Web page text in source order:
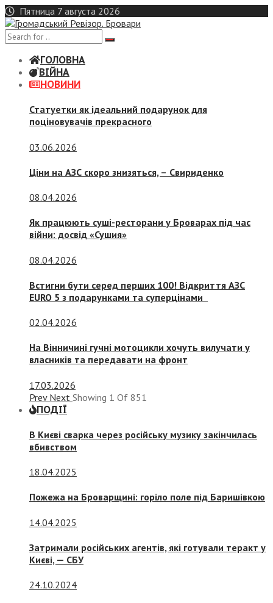
Skip
to
content
Пятница 7 августа 2026
ГОЛОВНА
ВІЙНА
НОВИНИ
Статуетки як ідеальний подарунок для
поціновувачів прекрасного
03.06.2026
Ціни на АЗС скоро знизяться, – Свириденко
08.04.2026
Як працюють суші-ресторани у Броварах під час
війни: досвід «Сушия»
08.04.2026
Встигни бути серед перших 100! Відкриття АЗС
EURO 5 з подарунками та суперцінами
02.04.2026
На Вінничині гучні мотоцикли хочуть вилучати у
власників та передавати на фронт
17.03.2026
Prev Next Showing 1 Of 851
ПОДІЇ
В Києві сварка через російську музику закінчилась
вбивством
18.04.2025
Пожежа на Броварщині: горіло поле під Баришівкою
14.04.2025
Затримали російських агентів, які готували теракт у
Києві, — СБУ
24.10.2024